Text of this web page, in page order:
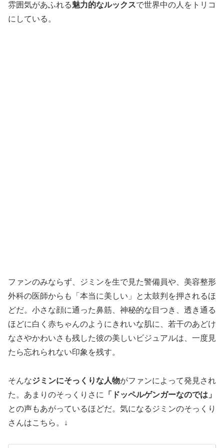
雰囲気があふれる魅力的なルックスで世界中の人をトリコ
にしている。
ファンのみならず、ジミンを生で見た警備員や、美容整形
外科の医師からも「本当に美しい」と太鼓判を押されるほ
どだ。小さな顔に通った鼻筋、神秘的な目つき、透き通る
ほどに白く赤ちゃんのようにきれいな肌に、若干のあどけ
なさやかわいさも残した彼の美しいビジュアルは、一度見
たら忘れられない印象を残す。
そんなジミンにそっくりな人物がファンによって発見され
た。あまりのそっくりさに
「ドッペルゲンガーなのでは」
との声もあがっているほどだ。気になるジミンのそっくり
さんはこちら。↓